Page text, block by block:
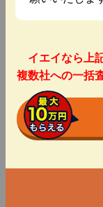
イエイなら上
複数社への一括